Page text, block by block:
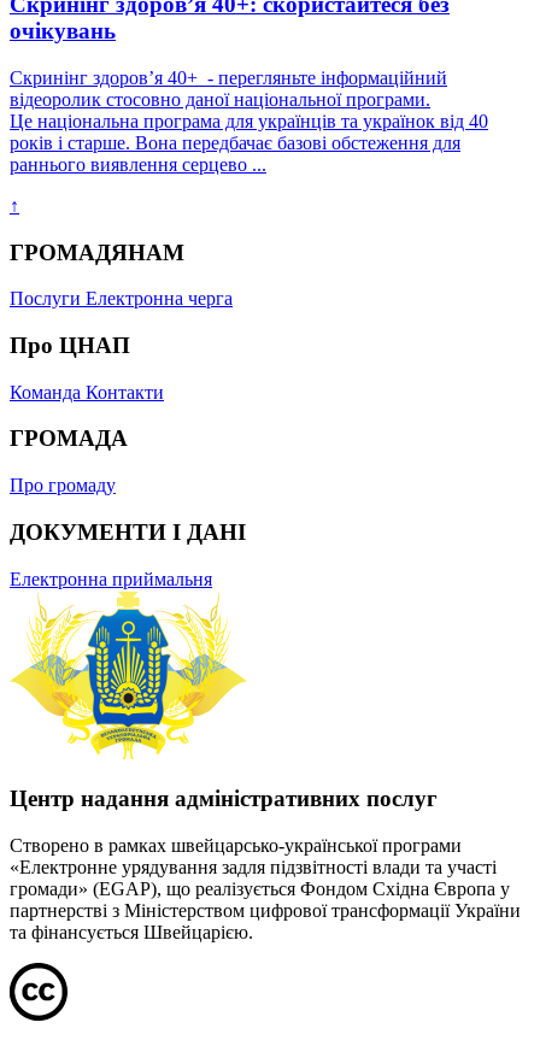
очікувань
Скринінг здоровʼя 40+ - перегляньте інформаційний
відеоролик стосовно даної національної програми.
Це національна програма для українців та українок від 40
років і старше. Вона передбачає базові обстеження для
раннього виявлення серцево ...
↑
ГРОМАДЯНАМ
Послуги Електронна черга
Про ЦНАП
Команда Контакти
ГРОМАДА
Про громаду
ДОКУМЕНТИ І ДАНІ
Електронна приймальня
Центр надання адміністративних послуг
Створено в рамках швейцарсько-української програми
«Електронне урядування задля підзвітності влади та участі
громади» (EGAP), що реалізується Фондом Східна Європа у
партнерстві з Міністерством цифрової трансформації України
та фінансується Швейцарією.